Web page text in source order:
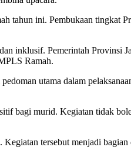
tahun ini. Pembukaan tingkat
inklusif. Pemerintah Provinsi
Ramah.
utama dalam
bagi murid. Kegiatan tidak
tersebut menjadi